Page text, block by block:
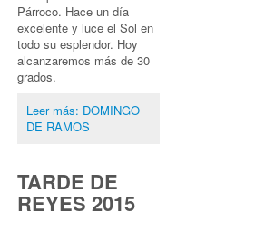
Párroco. Hace un día
excelente y luce el Sol en
todo su esplendor. Hoy
alcanzaremos más de 30
grados.
Leer más: DOMINGO
DE RAMOS
TARDE DE
REYES 2015